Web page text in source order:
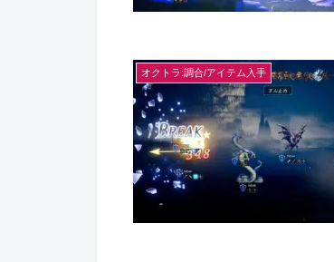
オクトラ:調合/アイテム入手